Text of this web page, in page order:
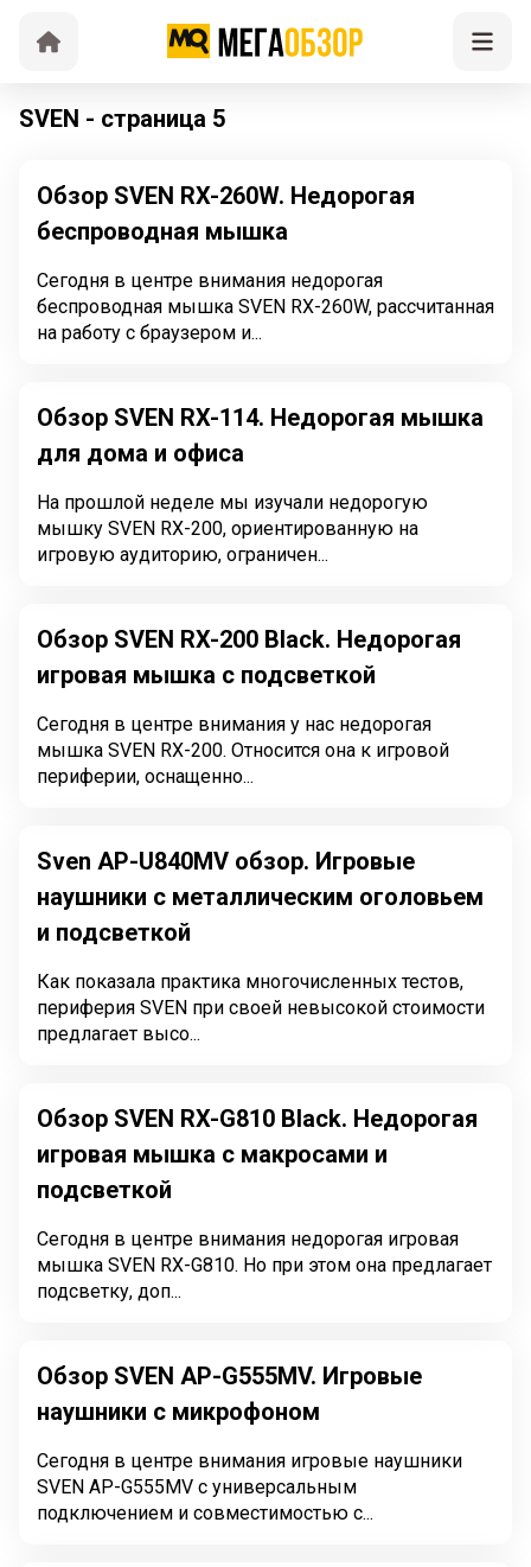
SVEN - страница 5
Обзор SVEN RX-260W. Недорогая
беспроводная мышка
Сегодня в центре внимания недорогая
беспроводная мышка SVEN RX-260W, рассчитанная
на работу с браузером и...
Обзор SVEN RX-114. Недорогая мышка
для дома и офиса
На прошлой неделе мы изучали недорогую
мышку SVEN RX-200, ориентированную на
игровую аудиторию, ограничен...
Обзор SVEN RX-200 Black. Недорогая
игровая мышка с подсветкой
Сегодня в центре внимания у нас недорогая
мышка SVEN RX-200. Относится она к игровой
периферии, оснащенно...
Sven AP-U840MV обзор. Игровые
наушники с металлическим оголовьем
и подсветкой
Как показала практика многочисленных тестов,
периферия SVEN при своей невысокой стоимости
предлагает высо...
Обзор SVEN RX-G810 Black. Недорогая
игровая мышка с макросами и
подсветкой
Сегодня в центре внимания недорогая игровая
мышка SVEN RX-G810. Но при этом она предлагает
подсветку, доп...
Обзор SVEN AP-G555MV. Игровые
наушники с микрофоном
Сегодня в центре внимания игровые наушники
SVEN AP-G555MV с универсальным
подключением и совместимостью с...